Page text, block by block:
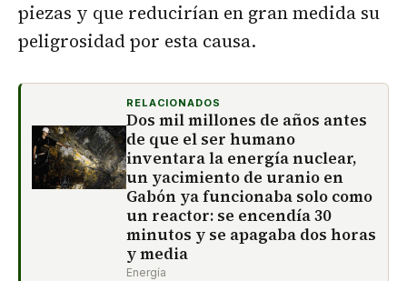
piezas y que reducirían en gran medida su
peligrosidad por esta causa.
RELACIONADOS
Dos mil millones de años antes
de que el ser humano
inventara la energía nuclear,
un yacimiento de uranio en
Gabón ya funcionaba solo como
un reactor: se encendía 30
minutos y se apagaba dos horas
y media
Energía